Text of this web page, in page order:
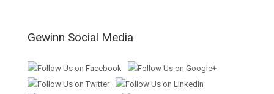
Gewinn Social Media